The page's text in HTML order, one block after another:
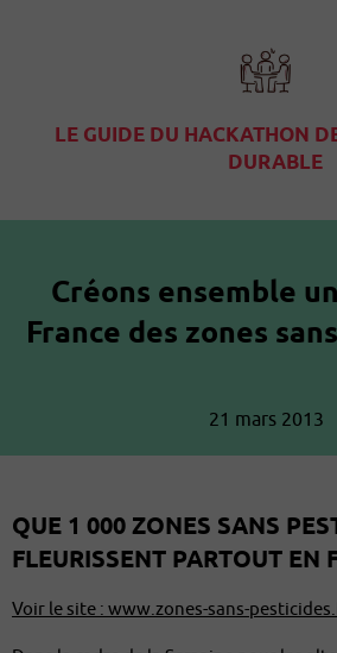
LE GUIDE DU HACKATHON
DURABLE
Créons ensemble
France des zones
21 mars 2013
QUE 1 000 ZONES SANS
FLEURISSENT PARTOUT EN
Voir le site : www.zones-sans-